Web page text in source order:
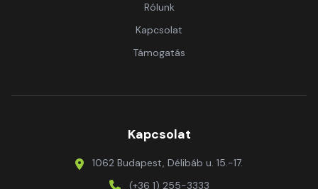
Rólunk
Kapcsolat
Támogatás
Kapcsolat
1062 Budapest, Délibáb u. 15.-17.
(+36 1) 255-3333